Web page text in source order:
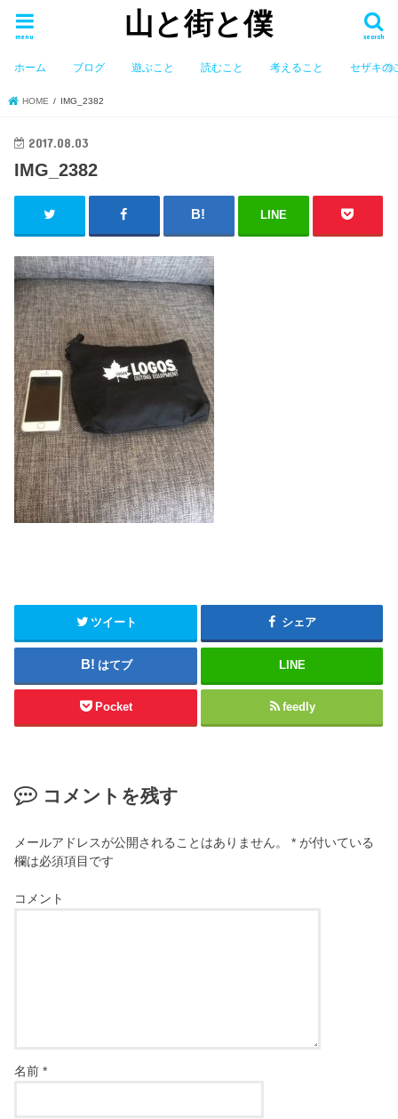
山と街と僕 search
menu
ホーム ブログ 遊ぶこと 読むこと 考えること セザキの
HOME IMG_2382
2017.08.03
IMG_2382
LINE
ツイート シェア
はてブ LINE
Pocket feedly
コメントを残す
メールアドレスが公開されることはありません。 * が付いている
欄は必須項目です
コメント
名前*